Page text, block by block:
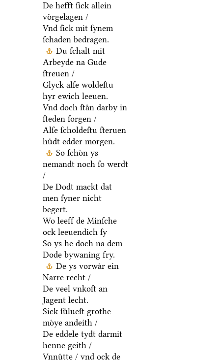
De hefft ſick allein
voͤrgelagen /
Vnd ſick mit ſynem
ſchaden bedragen.
Du ſchalt mit
Arbeyde na Gude
ſtreuen /
Glyck alſe woldeſtu
hyr ewich leeuen.
Vnd doch ſtaͤn darby in
ſteden ſorgen /
Alſe ſcholdeſtu ſteruen
huͤdt edder morgen.
So ſchoͤn ys
nemandt noch ſo werdt
/
De Dodt mackt dat
men ſyner nicht
begert.
Wo leeff de Minſche
ock leeuendich ſy
So ys he doch na dem
Dode bywaning fry.
De ys vorwaͤr ein
Narre recht /
De veel vnkoſt an
Jagent lecht.
Sick ſuͤlueſt grothe
moͤye andeith /
De eddele tydt darmit
henne geith /
Vnnuͤtte / vnd ock de